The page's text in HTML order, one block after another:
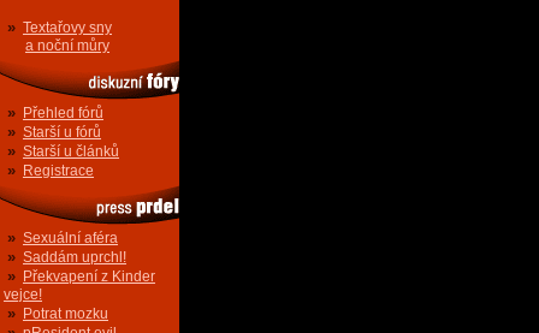
» Textařovy sny
a noční můry
» Přehled fórů
» Starší u fórů
» Starší u článků
» Registrace
» Sexuální aféra
» Saddám uprchl!
» Překvapení z Kinder
vejce!
» Potrat mozku